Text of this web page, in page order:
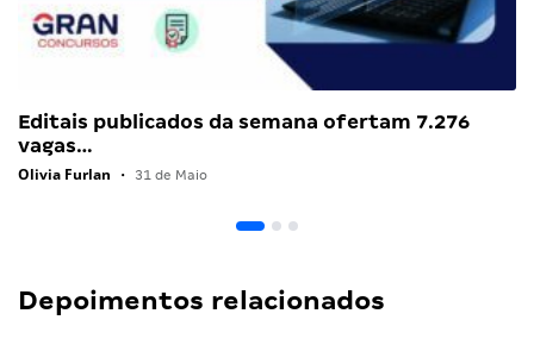
Editais publicados da semana ofertam 7.276
vagas…
Olivia Furlan • 31 de Maio
Depoimentos relacionados